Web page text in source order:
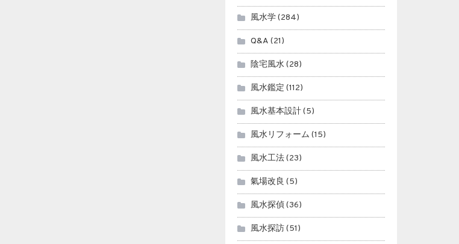
風水学(284)
Q&A (21)
陰宅風水(28)
風水鑑定 (112)
風水基本設計(5)
風水リフォーム (15)
風水工法(23)
氣場改良 (5)
風水探偵(36)
風水探訪(51)